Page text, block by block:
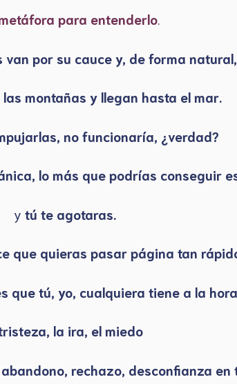
para entenderlo.
por su cauce y, de forma
montañas y llegan hasta el mar.
no funcionaría, ¿verdad?
lo más que podrías conseguir
y tú te agotaras.
que quieras pasar página tan
que tú, yo, cualquiera tiene a la
la ira, el miedo
rechazo, desconfianza en